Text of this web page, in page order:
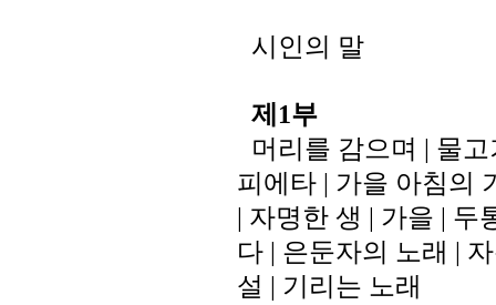
시인의 말
제1부
머리를 감으며
물
피에타 가을 아침의
자명한 생 가을 두
다 은둔자의 노래
설
기리는 노래